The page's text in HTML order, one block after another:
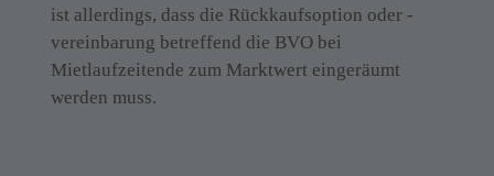
ist allerdings, dass die Rückkaufsoption oder -
vereinbarung betreffend die BVO bei
Mietlaufzeitende zum Marktwert eingeräumt
werden muss.